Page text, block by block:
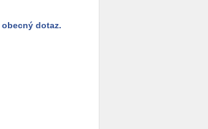
obecný dotaz.